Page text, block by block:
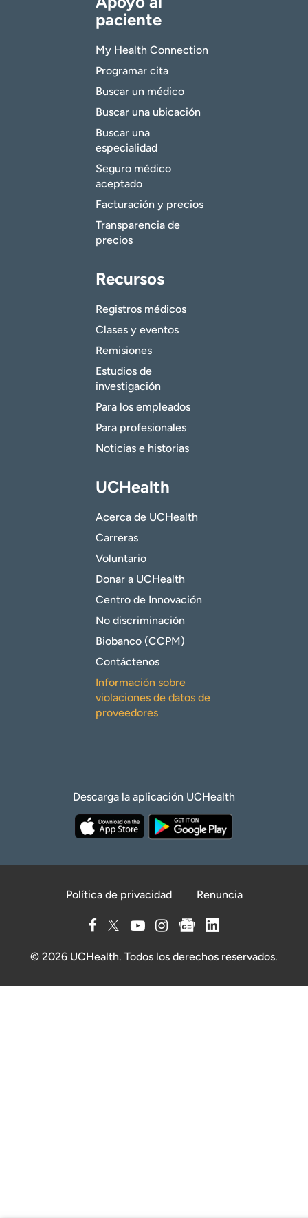
paciente
My Health Connection
Programar cita
Buscar un médico
Buscar una ubicación
Buscar una
especialidad
Seguro médico
aceptado
Facturación y precios
Transparencia de
precios
Recursos
Registros médicos
Clases y eventos
Remisiones
Estudios de
investigación
Para los empleados
Para profesionales
Noticias e historias
UCHealth
Acerca de UCHealth
Carreras
Voluntario
Donar a UCHealth
Centro de Innovación
No discriminación
Biobanco (CCPM)
Contáctenos
Información sobre
violaciones de datos de
proveedores
Descarga la aplicación UCHealth
Política de privacidad Renuncia
© 2026 UCHealth. Todos los derechos reservados.